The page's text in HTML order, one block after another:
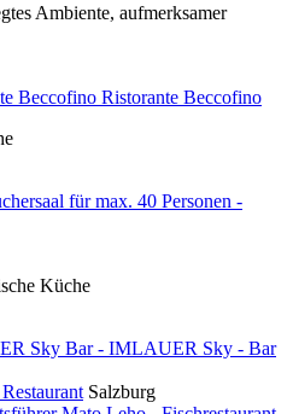
Ambiente, aufmerksamer
Ristorante Beccofino
Küche
Salzburg